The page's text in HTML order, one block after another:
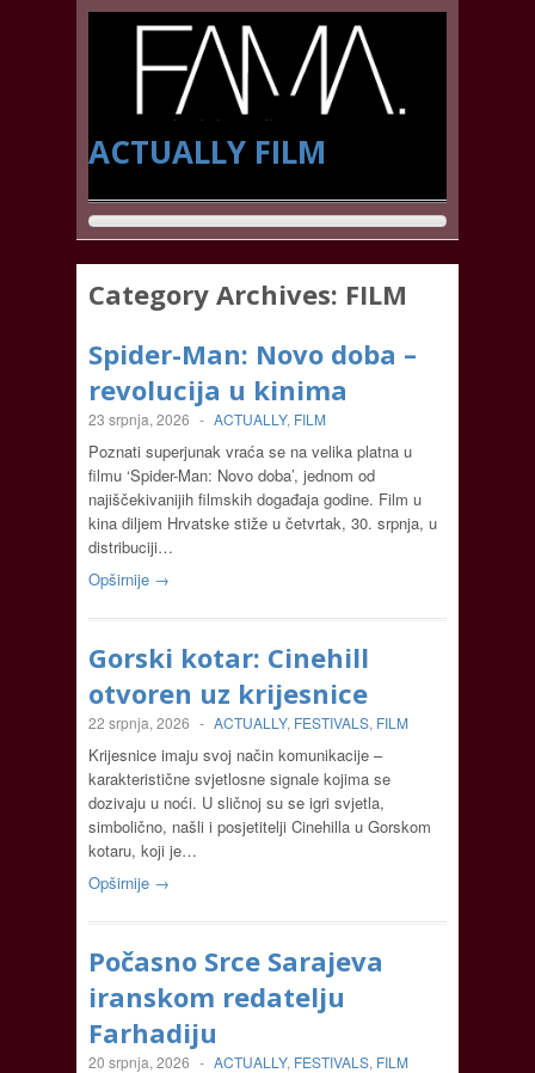
ACTUALLY FILM
Category Archives: FILM
Spider-Man: Novo doba –
revolucija u kinima
23 srpnja, 2026 - ACTUALLY, FILM
Poznati superjunak vraća se na velika platna u
filmu ‘Spider-Man: Novo doba’, jednom od
najiščekivanijih filmskih događaja godine. Film u
kina diljem Hrvatske stiže u četvrtak, 30. srpnja, u
distribuciji…
Opširnije →
Gorski kotar: Cinehill
otvoren uz krijesnice
22 srpnja, 2026 - ACTUALLY, FESTIVALS, FILM
Krijesnice imaju svoj način komunikacije –
karakteristične svjetlosne signale kojima se
dozivaju u noći. U sličnoj su se igri svjetla,
simbolično, našli i posjetitelji Cinehilla u Gorskom
kotaru, koji je…
Opširnije →
Počasno Srce Sarajeva
iranskom redatelju
Farhadiju
20 srpnja, 2026 - ACTUALLY, FESTIVALS, FILM